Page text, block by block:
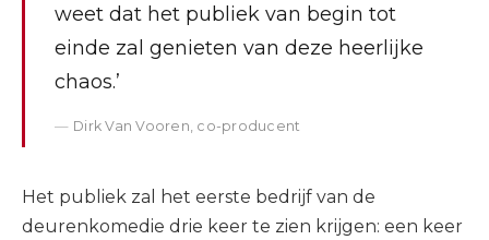
weet dat het publiek van begin tot
einde zal genieten van deze heerlijke
chaos.’
Dirk Van Vooren, co-producent
Het publiek zal het eerste bedrijf van de
deurenkomedie drie keer te zien krijgen: een keer